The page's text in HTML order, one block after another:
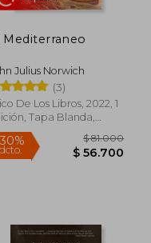
Mediterraneo
Julius Norwich
(3)
De Los Libros, 2022, 1
Tapa Blanda,